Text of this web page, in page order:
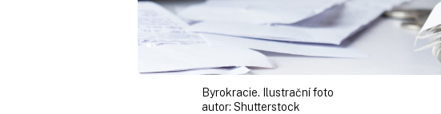
Byrokracie. Ilustrační foto
autor: Shutterstock